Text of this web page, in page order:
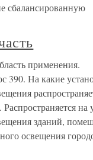
сбалансированную
применения.
390. На какие
на
зданий,
освещения